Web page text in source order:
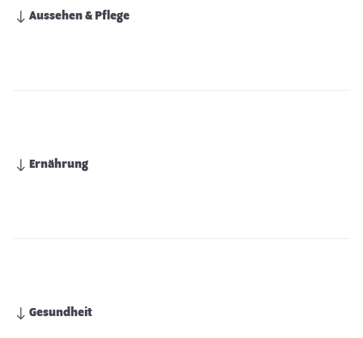
Aussehen & Pflege
Ernährung
Gesundheit